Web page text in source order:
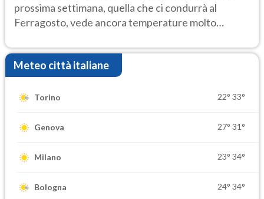
prossima settimana, quella che ci condurrà al
Ferragosto, vede ancora temperature molto
Meteo città italiane
Torino 22° 33°
Genova 27° 31°
Milano 23° 34°
Bologna 24° 34°